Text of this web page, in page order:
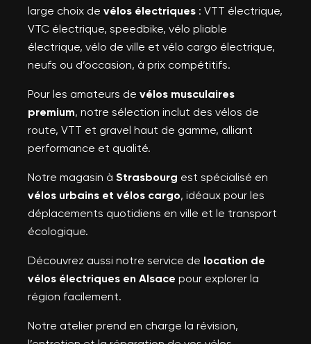
large choix de vélos électriques : VTT électrique,
VTC électrique, speedbike, vélo pliable
électrique, vélo de ville et vélo cargo électrique,
neufs ou d’occasion, à prix compétitifs.
Pour les amateurs de vélos musculaires
premium, notre sélection inclut des vélos de
route, VTT et gravel haut de gamme, alliant
performance et qualité.
Notre magasin à Strasbourg est spécialisé en
vélos urbains et vélos cargo, idéaux pour les
déplacements quotidiens en ville et le transport
écologique.
Découvrez aussi notre service de location de
vélos électriques en Alsace pour explorer la
région facilement.
Notre atelier prend en charge la révision,